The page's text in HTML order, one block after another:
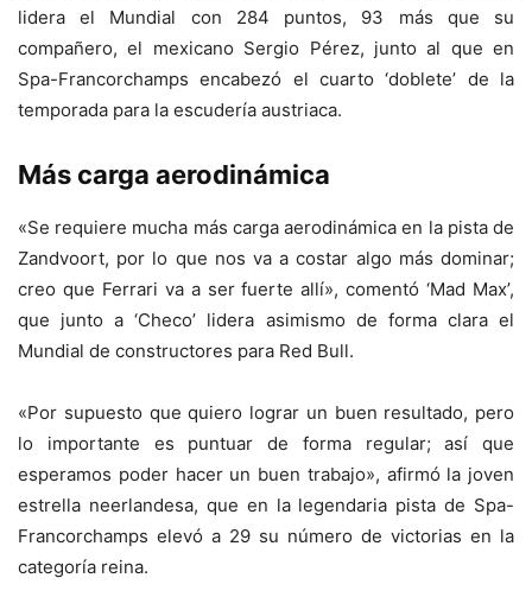
lidera el Mundial con 284 puntos, 93 más que su
compañero, el mexicano Sergio Pérez, junto al que en
Spa-Francorchamps encabezó el cuarto ‘doblete’ de la
temporada para la escudería austriaca.
Más carga aerodinámica
«Se requiere mucha más carga aerodinámica en la pista de
Zandvoort, por lo que nos va a costar algo más dominar;
creo que Ferrari va a ser fuerte allí», comentó ‘Mad Max’,
que junto a ‘Checo’ lidera asimismo de forma clara el
Mundial de constructores para Red Bull.
«Por supuesto que quiero lograr un buen resultado, pero
lo importante es puntuar de forma regular; así que
esperamos poder hacer un buen trabajo», afirmó la joven
estrella neerlandesa, que en la legendaria pista de Spa-
Francorchamps elevó a 29 su número de victorias en la
categoría reina.